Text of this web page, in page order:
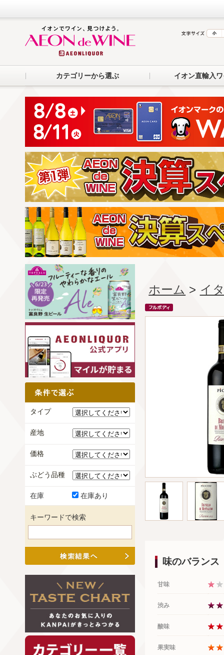
カテゴリーから選ぶ イオン直輸入
ホーム > イ
味のバランス
甘味
渋み
酸味
果実味
タイプ
産地
価格
ぶどう品種
在庫 在庫あり
キーワードで検索